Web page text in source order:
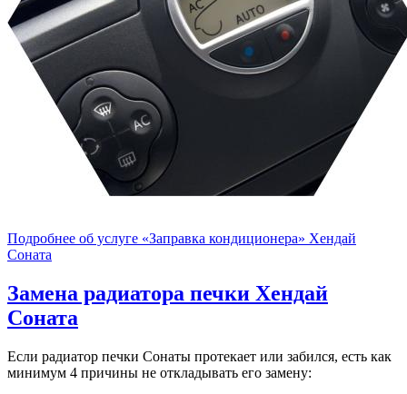
Подробнее об услуге «Заправка кондиционера» Хендай
Соната
Замена радиатора печки Хендай
Соната
Если радиатор печки Сонаты протекает или забился, есть как
минимум 4 причины не откладывать его замену: